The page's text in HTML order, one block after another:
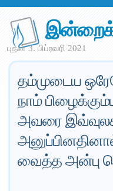
புதன் 3. பிப்ரவரி 2021
தம்முடைய
நாம்
அவரை
வைத்த அன்பு